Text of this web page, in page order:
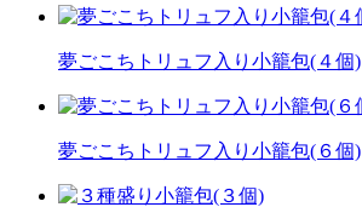
夢ごこちトリュフ入り小籠包(４個)
夢ごこちトリュフ入り小籠包(６個)